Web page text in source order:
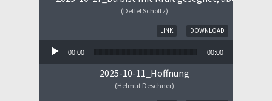
(Detlef Scholtz)
DOWNLOAD
LINK
00:00 00:00
2025-10-11_Hoffnung
(Helmut Deschner)